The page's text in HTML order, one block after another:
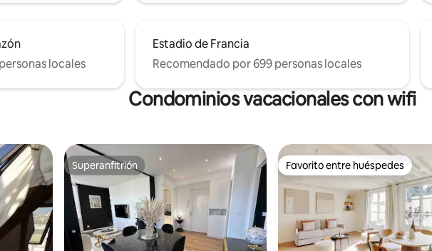
locales
Estadio de Francia
Recomendado por 699 personas locales
Condominios vacacionales con wifi
Superanfitrión
Superanfitrión Favorito entre huéspedes
Favorito entre huéspedes